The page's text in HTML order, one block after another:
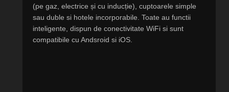
(pe gaz, electrice și cu inducție), cuptoarele simple
sau duble si hotele incorporabile. Toate au functii
inteligente, dispun de conectivitate WiFi si sunt
compatibile cu Andsroid si iOS.